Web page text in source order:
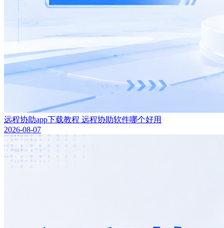
远程协助app下载教程 远程协助软件哪个好用
2026-08-07